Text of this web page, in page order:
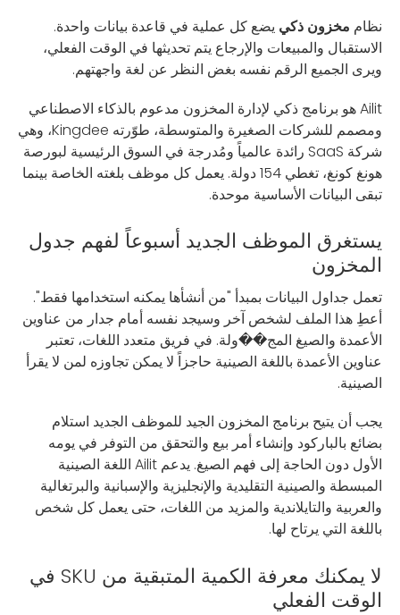
نظام مخزون ذكي يضع كل عملية في قاعدة بيانات واحدة.
الاستقبال والمبيعات والإرجاع يتم تحديثها في الوقت الفعلي،
ويرى الجميع الرقم نفسه بغض النظر عن لغة واجهتهم.
Ailit هو برنامج ذكي لإدارة المخزون مدعوم بالذكاء الاصطناعي
ومصمم للشركات الصغيرة والمتوسطة، طوّرته Kingdee، وهي
شركة SaaS رائدة عالمياً ومُدرجة في السوق الرئيسية لبورصة
هونغ كونغ، تغطي 154 دولة. يعمل كل موظف بلغته الخاصة بينما
تبقى البيانات الأساسية موحدة.
يستغرق الموظف الجديد أسبوعاً لفهم جدول
المخزون
تعمل جداول البيانات بمبدأ "من أنشأها يمكنه استخدامها فقط".
أعطِ هذا الملف لشخص آخر وسيجد نفسه أمام جدار من عناوين
الأعمدة والصيغ المج��ولة. في فريق متعدد اللغات، تعتبر
عناوين الأعمدة باللغة الصينية حاجزاً لا يمكن تجاوزه لمن لا يقرأ
الصينية.
يجب أن يتيح برنامج المخزون الجيد للموظف الجديد استلام
بضائع بالباركود وإنشاء أمر بيع والتحقق من التوفر في يومه
الأول دون الحاجة إلى فهم الصيغ. يدعم Ailit اللغة الصينية
المبسطة والصينية التقليدية والإنجليزية والإسبانية والبرتغالية
والعربية والتايلاندية والمزيد من اللغات، حتى يعمل كل شخص
باللغة التي يرتاح لها.
لا يمكنك معرفة الكمية المتبقية من SKU في
الوقت الفعلي